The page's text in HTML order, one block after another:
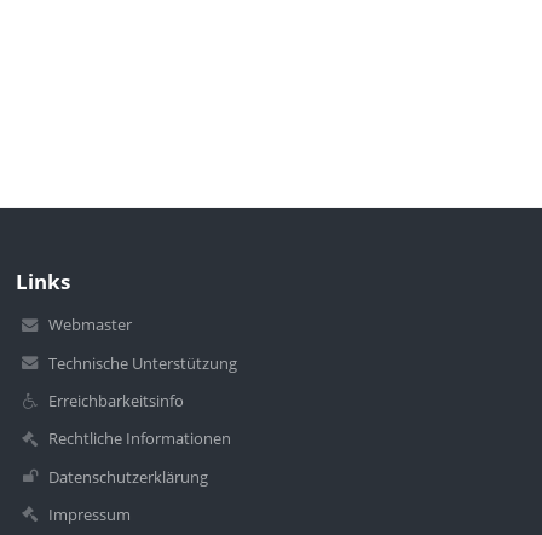
Links
Webmaster
Technische Unterstützung
Erreichbarkeitsinfo
Rechtliche Informationen
Datenschutzerklärung
Impressum